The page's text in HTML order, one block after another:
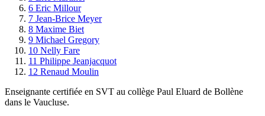
6 Eric Millour
7 Jean-Brice Meyer
8 Maxime Biet
9 Michael Gregory
10 Nelly Fare
11 Philippe Jeanjacquot
12 Renaud Moulin
Enseignante certifiée en SVT au collège Paul Eluard de Bollène
dans le Vaucluse.